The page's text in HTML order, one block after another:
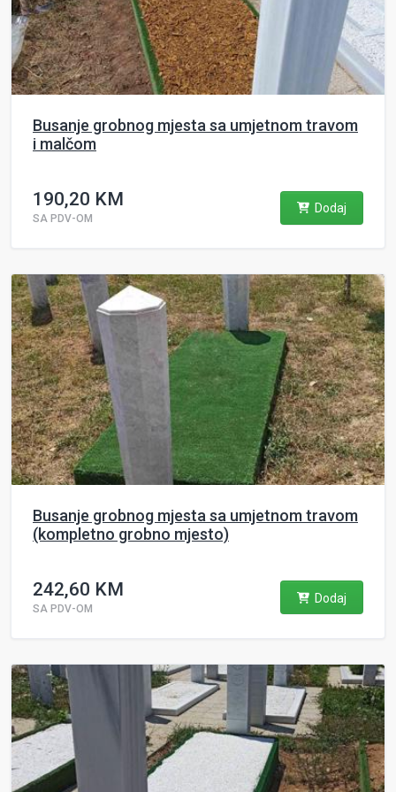
Busanje grobnog mjesta sa umjetnom travom
i malčom
190,20 KM
SA PDV-OM
Dodaj
Busanje grobnog mjesta sa umjetnom travom
(kompletno grobno mjesto)
242,60 KM
SA PDV-OM
Dodaj